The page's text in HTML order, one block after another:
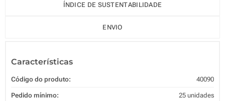
ÍNDICE DE SUSTENTABILIDADE
ENVIO
Características
Código do produto: 40090
Pedido mínimo: 25 unidades